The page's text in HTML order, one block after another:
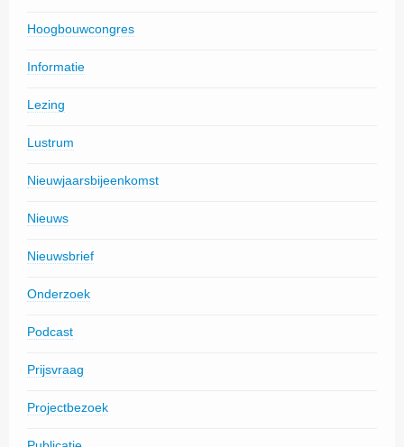
Hoogbouwcongres
Informatie
Lezing
Lustrum
Nieuwjaarsbijeenkomst
Nieuws
Nieuwsbrief
Onderzoek
Podcast
Prijsvraag
Projectbezoek